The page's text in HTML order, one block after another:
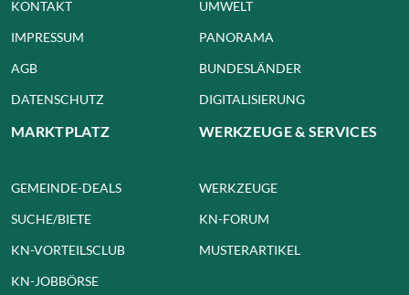
KONTAKT
IMPRESSUM
AGB
DATENSCHUTZ
UMWELT
PANORAMA
BUNDESLÄNDER
DIGITALISIERUNG
MARKTPLATZ
GEMEINDE-DEALS
SUCHE/BIETE
KN-VORTEILSCLUB
KN-JOBBÖRSE
WERKZEUGE & SERVICES
WERKZEUGE
KN-FORUM
MUSTERARTIKEL